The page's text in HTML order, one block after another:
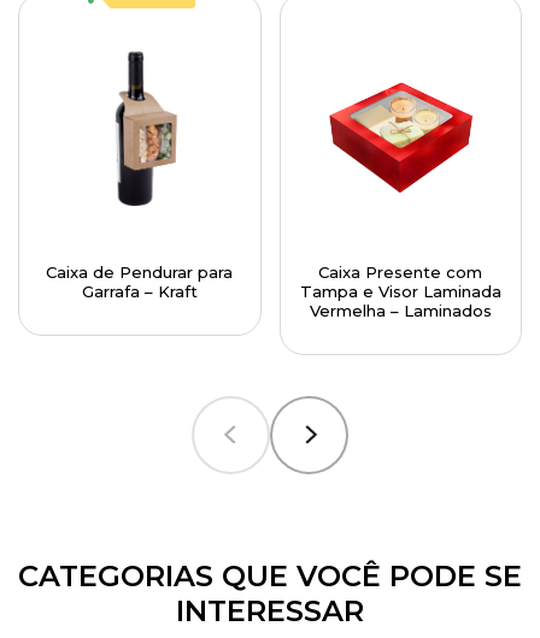
Caixa de Pendurar para
Garrafa – Kraft
Caixa Presente com
Tampa e Visor Laminada
Vermelha – Laminados
CATEGORIAS QUE VOCÊ PODE SE
INTERESSAR